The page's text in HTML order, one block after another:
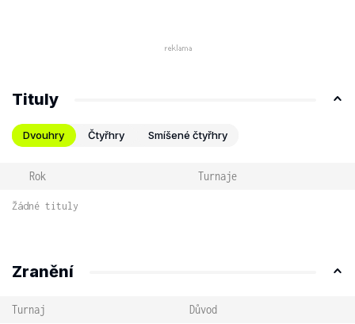
Tituly
Dvouhry Čtyřhry Smíšené čtyřhry
Rok Turnaje
Žádné tituly
Zranění
Turnaj
Důvod